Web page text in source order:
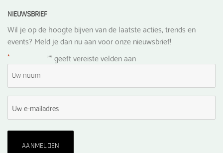
NIEUWSBRIEF
Wil je op de hoogte bijven van de laatste acties, trends en
events? Meld je dan nu aan voor onze nieuwsbrief!
"
* " geeft vereiste velden aan